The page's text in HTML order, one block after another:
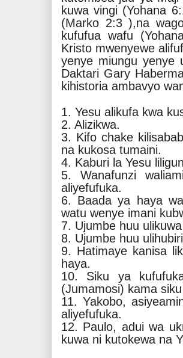
kuwa vingi (Yohana
(Marko 2:3 ),na
kufufua wafu
Kristo mwenyewe
yenye miungu yenye
Daktari Gary
kihistoria ambavyo
1. Yesu alikufa kwa
2. Alizikwa.
3. Kifo chake
na kukosa tumaini.
4. Kaburi la Yesu
5. Wanafunzi
aliyefufuka.
6. Baada ya haya
watu wenye imani
7. Ujumbe huu
8. Ujumbe huu
9. Hatimaye kanisa
haya.
10. Siku ya
(Jumamosi) kama
11. Yakobo,
aliyefufuka.
12. Paulo, adui wa
kuwa ni kutokewa na